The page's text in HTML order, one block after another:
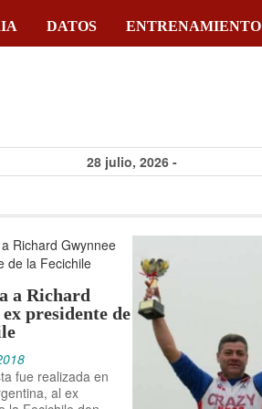
DATOS ENTRENAMIENTO
28 julio, 2026 -
cómo ganó Paola
Muñoz el omnium
femenino
4 junio, 2026 -
Paola Muñoz roza
el podio en la
Armed Forces
a Richard
presidente de
fue realizada en
al ex